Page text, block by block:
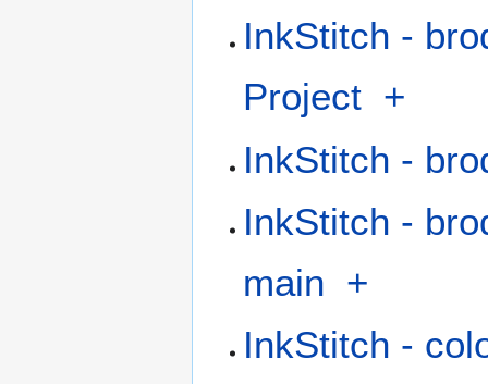
InkStitch -
Project +
InkStitch -
InkStitch -
main +
InkStitch -